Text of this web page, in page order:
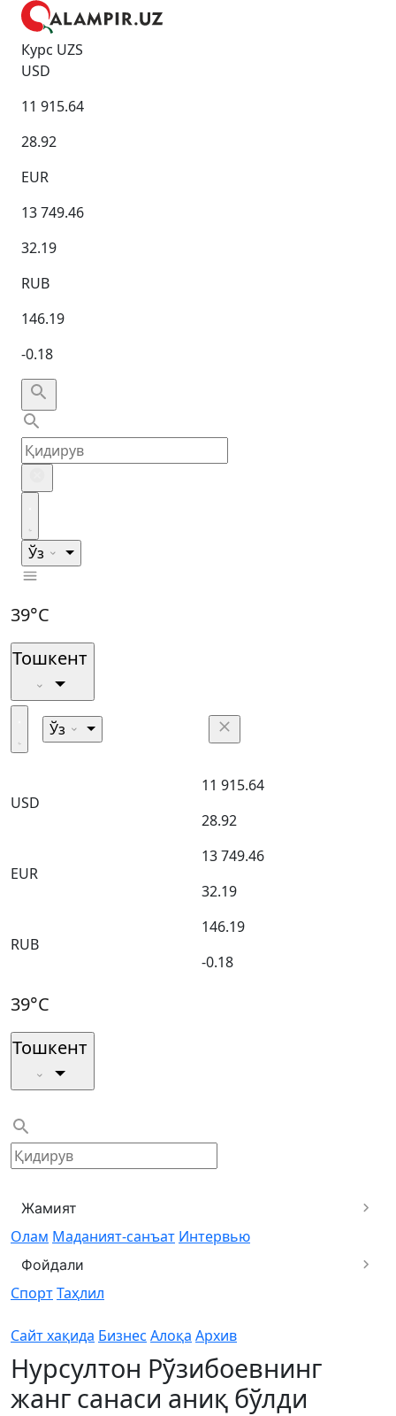
Курс UZS
USD
11 915.64
28.92
EUR
13 749.46
32.19
RUB
146.19
-0.18
Ўз
39°C
Тошкент
Ўз
USD
11 915.64
28.92
EUR
13 749.46
32.19
RUB
146.19
-0.18
39°C
Тошкент
Жамият
Олам Маданият-санъат Интервью
Фойдали
СпортТаҳлил
Сайт хақида Бизнес Алоқа Архив
Нурсултон Рўзибоевнинг
жанг санаси аниқ бўлди